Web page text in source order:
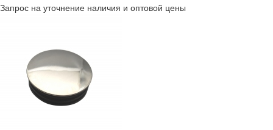
Запрос на уточнение наличия и оптовой цены